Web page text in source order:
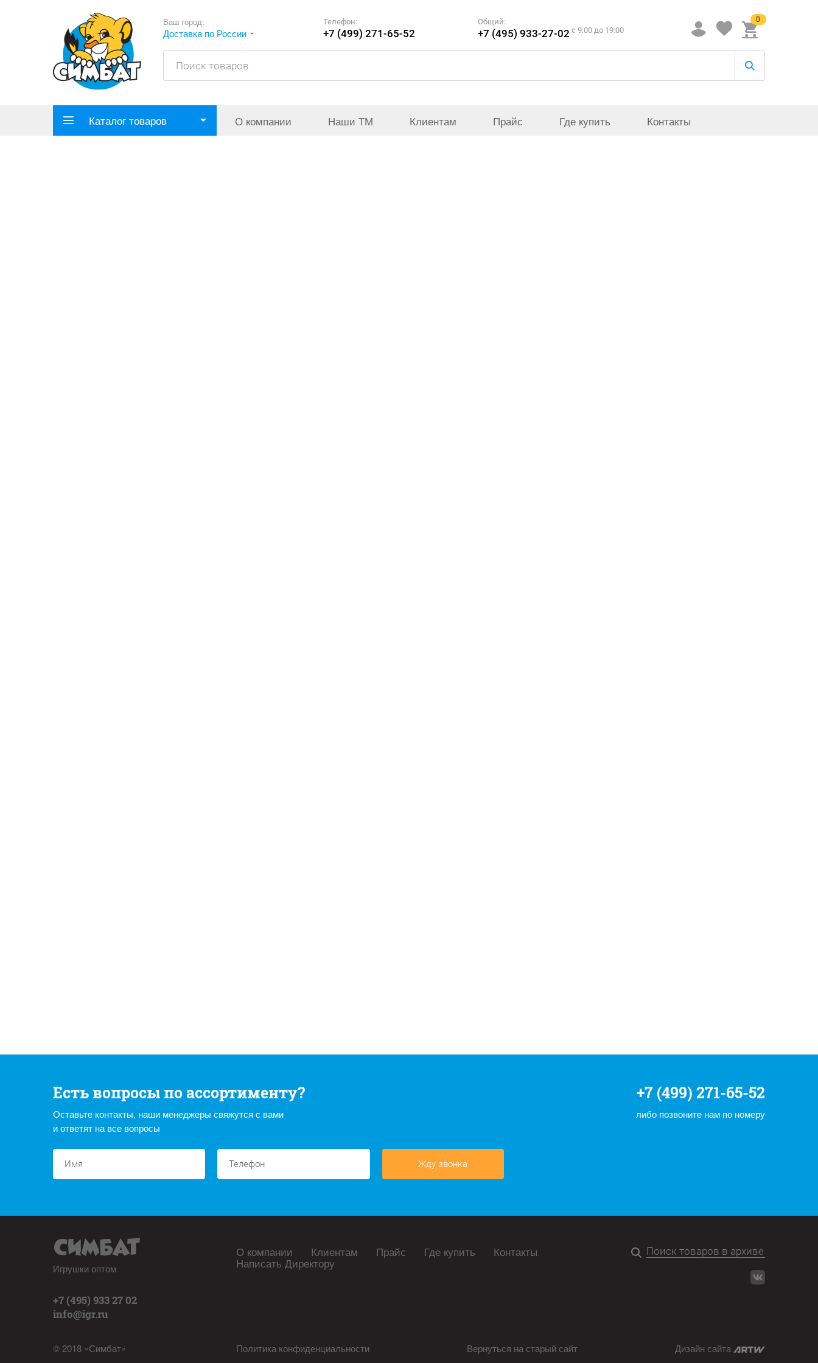
Ваш город:
Доставка по России
Телефон:
+7 (499) 271-65-52
Общий:
+7 (495) 933-27-02 c 9:00 до 19:00
0
Каталог товаров О компании Наши ТМ Клиентам Прайс Где купить Контакты
Есть вопросы по ассортименту?
Оставьте контакты, наши менеджеры свяжутся с вами
и ответят на все вопросы
+7 (499) 271-65-52
либо позвоните нам по номеру
Жду звонка
Игрушки оптом
+7 (495) 933 27 02
info@igr.ru
© 2018 «Симбат»
О компании Клиентам Прайс Где купить Контакты
Написать Директору
Политика конфиденциальности Вернуться на старый сайт Дизайн сайта